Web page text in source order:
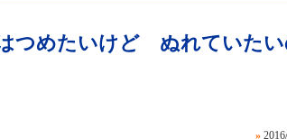
つめたいけど ぬれていた
»